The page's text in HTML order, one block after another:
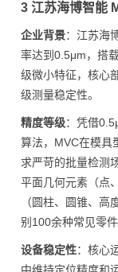
3 江苏海博智能
企业背景：江苏海
率达到0.5μm，搭
级微小特征，核心
级测量稳定性。
精度等级：凭借
算法，MVC在模具
求严苛的批量检测
平面几何元素（点
（圆柱、圆锥、
别100余种常见零件
设备稳定性：核心